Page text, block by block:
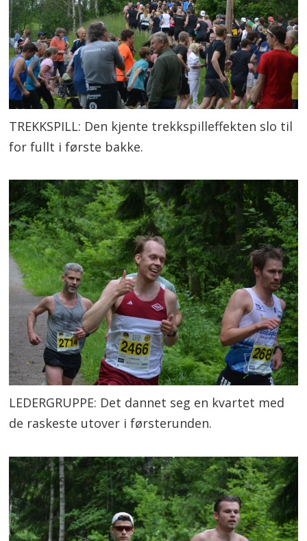
TREKKSPILL: Den kjente trekkspilleffekten slo til
for fullt i første bakke.
LEDERGRUPPE: Det dannet seg en kvartet med
de raskeste utover i førsterunden.